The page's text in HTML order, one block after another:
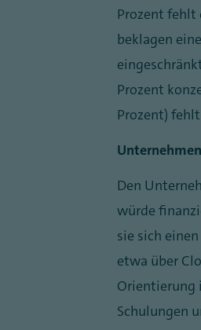
Prozent fehlt
beklagen
Prozent
Prozent)
Den
würde
sie sich
etwa über
Orientierung
Schulungen